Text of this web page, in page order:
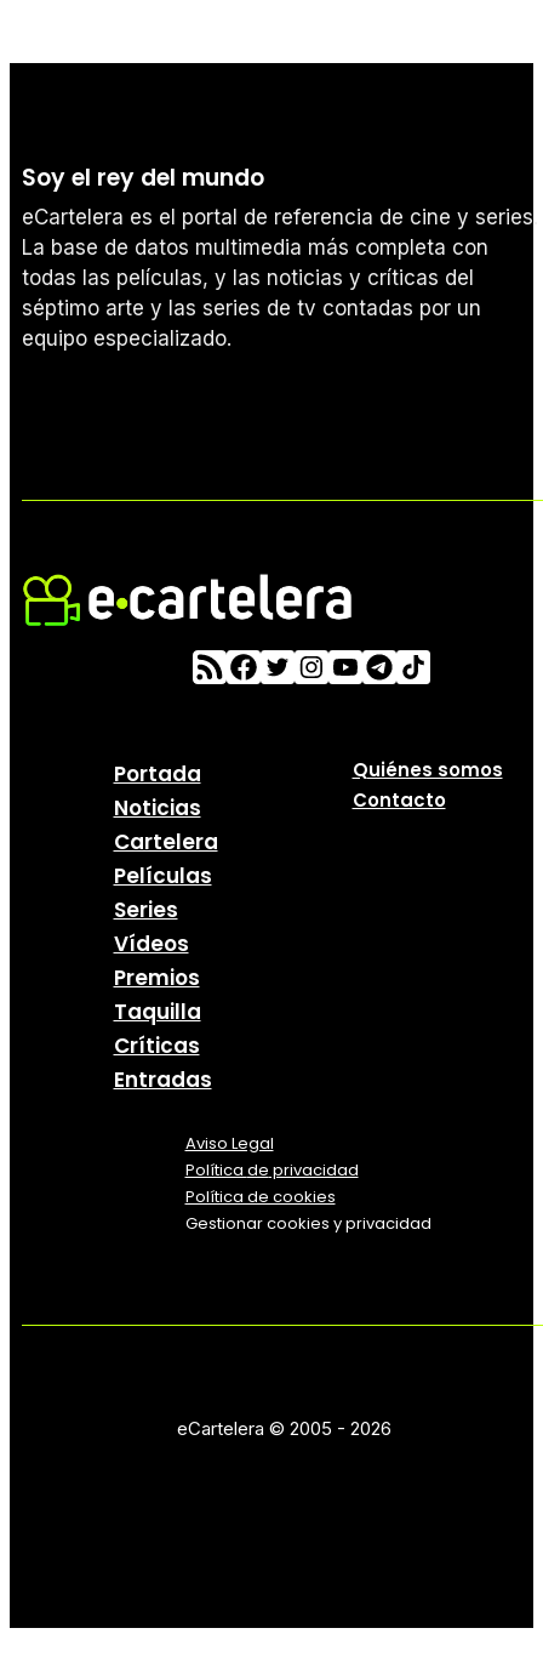
Soy el rey del mundo
eCartelera es el portal de referencia de cine y series.
La base de datos multimedia más completa con
todas las películas, y las noticias y críticas del
séptimo arte y las series de tv contadas por un
equipo especializado.
Portada
Noticias
Cartelera
Películas
Series
Vídeos
Premios
Taquilla
Críticas
Entradas
Quiénes somos
Contacto
Aviso Legal
Política de privacidad
Política de cookies
Gestionar cookies y privacidad
eCartelera © 2005 - 2026